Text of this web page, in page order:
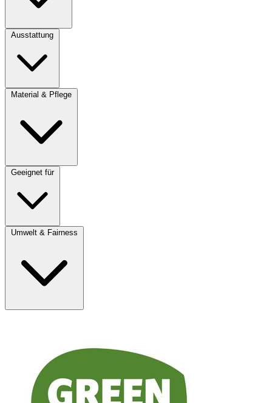
Ausstattung
Material & Pflege
Geeignet für
Umwelt & Fairness